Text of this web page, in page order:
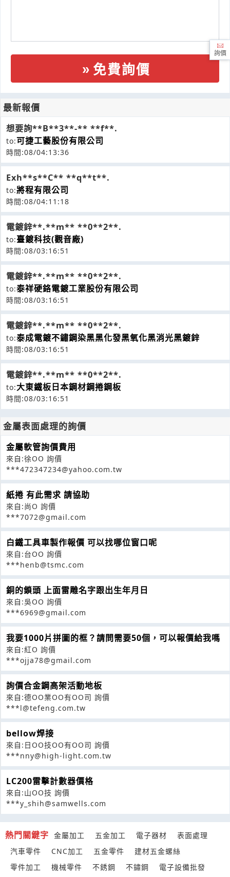
免費詢價
最新報價
想要詢**B**3**-** **f**.
to:可捷工藝股份有限公司
時間:08/04:13:36
Exh**s**C** **q**t**.
to:將程有限公司
時間:08/04:11:18
電鍍鋅**.**m** **0**2**.
to:臺鍍科技(觀音廠)
時間:08/03:16:51
電鍍鋅**.**m** **0**2**.
to:泰祥硬鉻電鍍工業股份有限公司
時間:08/03:16:51
電鍍鋅**.**m** **0**2**.
to:泰成電鍍不鏽鋼染黑黑化發黑氧化黑消光黑鍍鋅
時間:08/03:16:51
電鍍鋅**.**m** **0**2**.
to:大東鐵板日本鋼材鋼捲鋼板
時間:08/03:16:51
金屬表面處理的詢價
金屬軟管詢價費用
來自:徐OO 詢價
***472347234@yahoo.com.tw
紙捲 有此需求 請協助
來自:尚O 詢價
***7072@gmail.com
白鐵工具車製作報價 可以找哪位窗口呢
來自:台OO 詢價
***henb@tsmc.com
銅的鎖頭 上面雷雕名字跟出生年月日
來自:吳OO 詢價
***6969@gmail.com
我要1000片拼圖的框？請問需要50個，可以報價給我嗎
來自:紅O 詢價
***ojja78@gmail.com
詢價合金鋼高架活動地板
來自:德OO業OO有OO司 詢價
***l@tefeng.com.tw
bellow焊接
來自:日OO技OO有OO司 詢價
***nny@high-light.com.tw
LC200雷擊計數器價格
來自:山OO技 詢價
***y_shih@samwells.com
熱門關鍵字 金屬加工 五金加工 電子器材
表面處理
汽車零件
CNC加工 五金零件
建材五金螺絲
零件加工
機械零件 不銹鋼 不鏽鋼
電子設備批發
詢價